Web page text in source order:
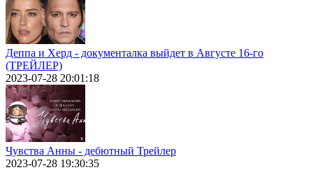
Деппа и Херд - документалка выйдет в Августе 16-го
(ТРЕЙЛЕР)
2023-07-28 20:01:18
Чувства Анны - дебютный Трейлер
2023-07-28 19:30:35